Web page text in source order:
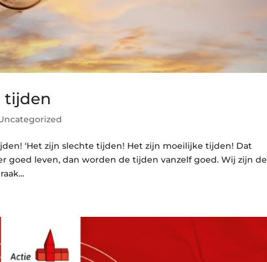
tijden
‘Het zijn slechte tijden! Het zijn moeilijke tijden! Dat
goed leven, dan worden de tijden vanzelf goed. Wij zijn de